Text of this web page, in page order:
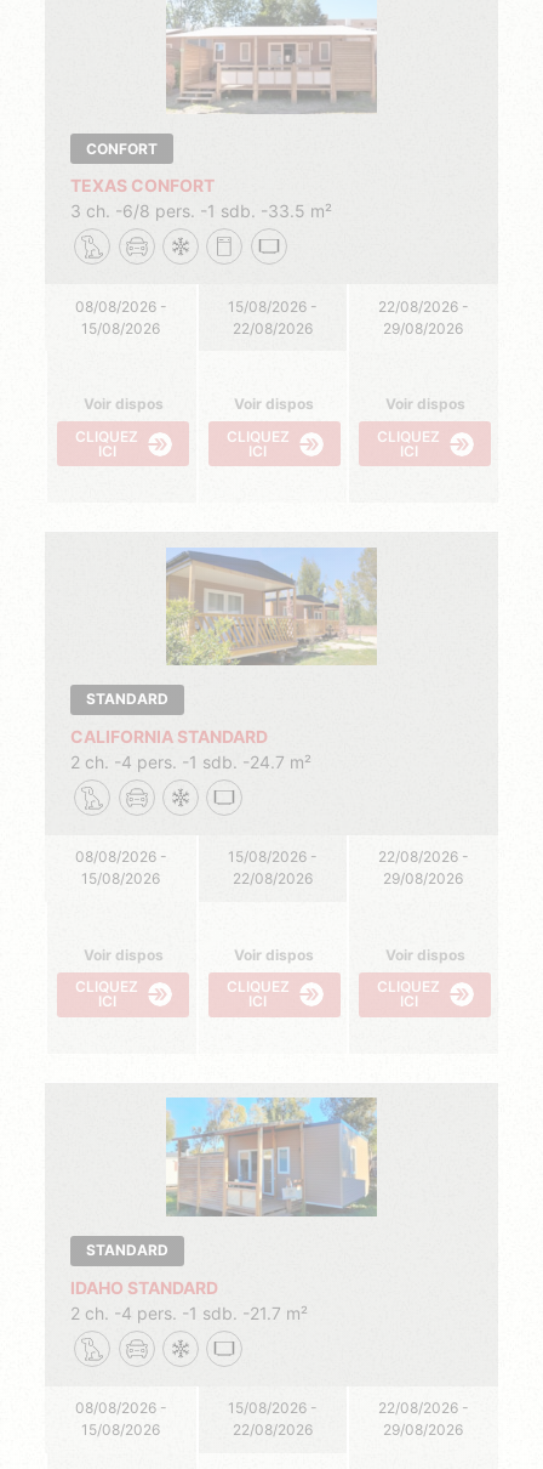
CONFORT
TEXAS CONFORT
3 ch.
6/8 pers. 1 sdb. 33.5 m²
08/08/2026 -
15/08/2026
15/08/2026 -
22/08/2026
22/08/2026 -
29/08/2026
Voir dispos
CLIQUEZ
ICI
Voir dispos
CLIQUEZ
ICI
Voir dispos
CLIQUEZ
ICI
STANDARD
CALIFORNIA STANDARD
2 ch.
4 pers. 1 sdb. 24.7 m²
08/08/2026 -
15/08/2026
15/08/2026 -
22/08/2026
22/08/2026 -
29/08/2026
Voir dispos
CLIQUEZ
ICI
Voir dispos
CLIQUEZ
ICI
Voir dispos
CLIQUEZ
ICI
STANDARD
IDAHO STANDARD
2 ch.
4 pers. 1 sdb. 21.7 m²
08/08/2026 -
15/08/2026
15/08/2026 -
22/08/2026
22/08/2026 -
29/08/2026